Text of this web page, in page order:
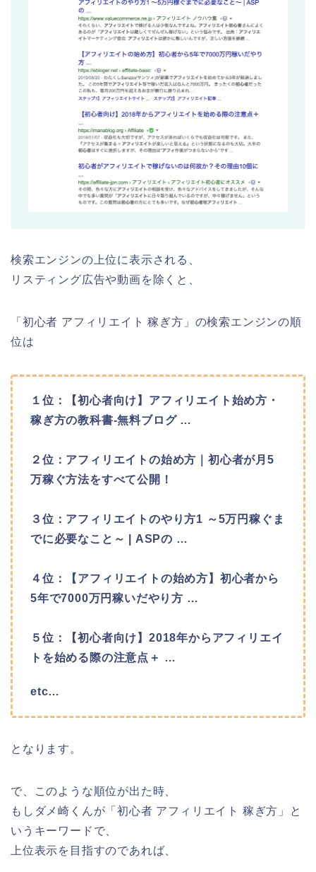
検索エンジンの上位に表示される、
リスティング広告や動画を除くと、
「初心者 アフィリエイト 稼ぎ方」の検索エンジンの順
位は
１位：【初心者向け】アフィリエイト始め方・
稼ぎ方の教科書-無料ブログ …
２位：アフィリエイトの始め方｜初心者が月5
万稼ぐ方法をすべて公開！
３位：アフィリエイトのやり方1 ～5万円稼ぐま
でに必要なこと～ | ASPの …
４位：【アフィリエイトの始め方】初心者から
5年で7000万円稼いだやり方 …
５位：【初心者向け】2018年からアフィリエイ
トを始める際の注意点＋ …
etc…
となります。
で、このような順位が出た時、
もしダメ崎くんが「初心者 アフィリエイト 稼ぎ方」と
いうキーワードで、
上位表示を目指すのであれば、